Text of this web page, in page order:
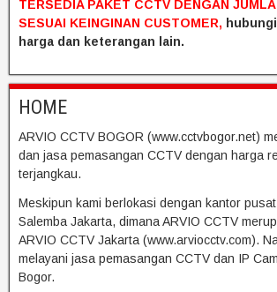
TERSEDIA PAKET CCTV DENGAN
SESUAI KEINGINAN CUSTOMER,
harga dan keterangan lain.
HOME
ARVIO CCTV BOGOR (www.cctvbogor.net)
dan jasa pemasangan CCTV dengan harga
terjangkau.
Meskipun kami berlokasi dengan kantor
Salemba Jakarta, dimana ARVIO CCTV
ARVIO CCTV Jakarta (www.arviocctv.com).
melayani jasa pemasangan CCTV dan IP
Bogor.